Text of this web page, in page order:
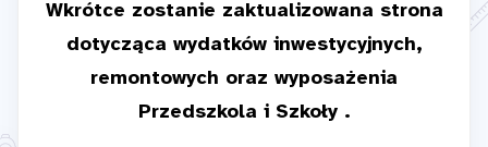
Wkrótce zostanie zaktualizowana strona
dotycząca wydatków inwestycyjnych,
remontowych oraz wyposażenia
Przedszkola i Szkoły .